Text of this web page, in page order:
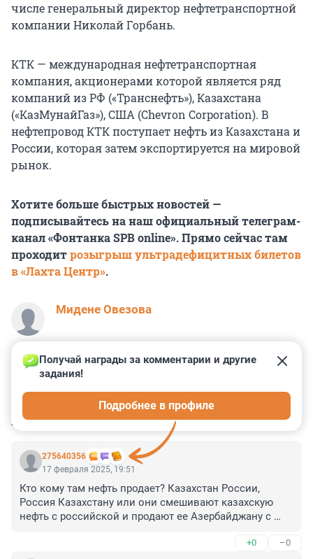
числе генеральный директор нефтетранспортной
компании Николай Горбань.
КТК — международная нефтетранспортная
компания, акционерами которой является ряд
компаний из РФ («Транснефть»), Казахстана
(«КазМунайГаз»), США (Chevron Corporation). В
нефтепровод КТК поступает нефть из Казахстана и
России, которая затем экспортируется на мировой
рынок.
Хотите больше быстрых новостей —
подписывайтесь на наш официальный телеграм-
канал «Фонтанка SPB online». Прямо сейчас там
проходитрозыгрыш ультрадефицитных билетов
в «Лахта Центр».
Мидене Овезова
КОММЕНТАРИИ 3
275640356
Получай награды за комментарии и другие
задания!
Подробнее в профиле
17 февраля 2025, 19:51
Кто кому там нефть продает? Казахстан России,
Россия Казахстану или они смешивают казахскую
нефть с российской и продают ее Азербайджану с
+0 –0